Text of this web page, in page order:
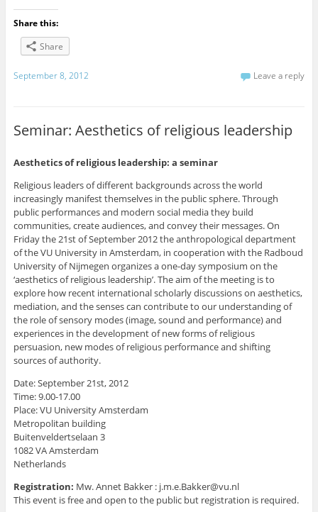
Share this:
Share
September 8, 2012 Leave a reply
Seminar: Aesthetics of religious leadership
Aesthetics of religious leadership: a seminar
Religious leaders of different backgrounds across the world
increasingly manifest themselves in the public sphere. Through
public performances and modern social media they build
communities, create audiences, and convey their messages. On
Friday the 21st of September 2012 the anthropological department
of the VU University in Amsterdam, in cooperation with the Radboud
University of Nijmegen organizes a one-day symposium on the
‘aesthetics of religious leadership’. The aim of the meeting is to
explore how recent international scholarly discussions on aesthetics,
mediation, and the senses can contribute to our understanding of
the role of sensory modes (image, sound and performance) and
experiences in the development of new forms of religious
persuasion, new modes of religious performance and shifting
sources of authority.
Date: September 21st, 2012
Time: 9.00-17.00
Place: VU University Amsterdam
Metropolitan building
Buitenveldertselaan 3
1082 VA Amsterdam
Netherlands
Registration: Mw. Annet Bakker : j.m.e.Bakker@vu.nl
This event is free and open to the public but registration is required.